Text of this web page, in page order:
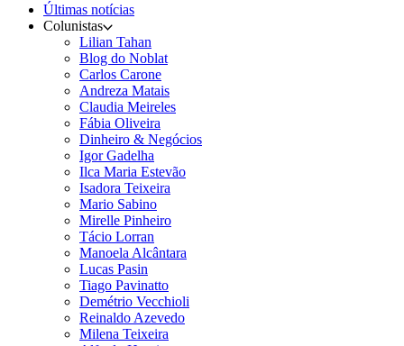
Últimas notícias
Colunistas
Lilian Tahan
Blog do Noblat
Carlos Carone
Andreza Matais
Claudia Meireles
Fábia Oliveira
Dinheiro & Negócios
Igor Gadelha
Ilca Maria Estevão
Isadora Teixeira
Mario Sabino
Mirelle Pinheiro
Tácio Lorran
Manoela Alcântara
Lucas Pasin
Tiago Pavinatto
Demétrio Vecchioli
Reinaldo Azevedo
Milena Teixeira